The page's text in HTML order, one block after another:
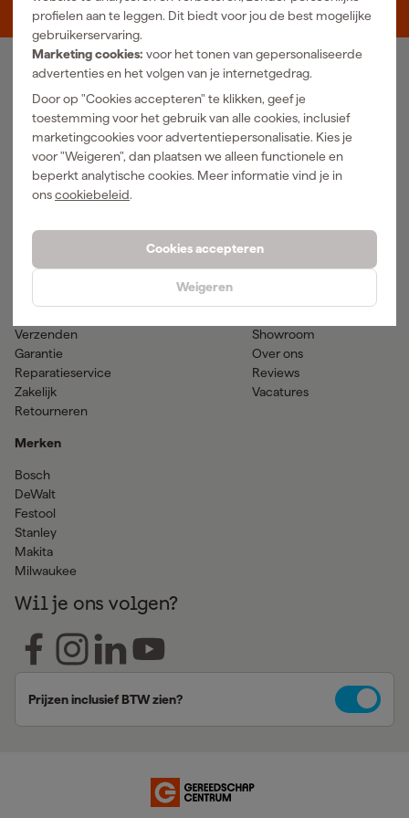
profielen aan te leggen. Dit biedt voor jou de best mogelijke
gebruikerservaring.
Marketing cookies: voor het tonen van gepersonaliseerde
advertenties en het volgen van je internetgedrag.
Door op "Cookies accepteren" te klikken, geef je
toestemming voor het gebruik van alle cookies, inclusief
marketingcookies voor advertentiepersonalisatie. Kies je
voor "Weigeren", dan plaatsen we alleen functionele en
beperkt analytische cookies. Meer informatie vind je in
onscookiebeleid.
Cookies accepteren
Weigeren
Luchtgereedschap
Elektra
Reiniging
Klimaatbeheersing
Bevestigingsmateriaal
Transport en werkplaats
Handgereedschap
Meetgereedschap
Elektrisch gereedschap
Accu gereedschap
Verf & verfbenodigdheden
Hulp & contact
Verzenden
Garantie
Reparatieservice
Zakelijk
Retourneren
Merken
Bosch
DeWalt
Festool
Stanley
Makita
Milwaukee
Gereedschapcentrum
Showroom
Over ons
Reviews
Vacatures
Wil je ons volgen?
Prijzen inclusief BTW zien?